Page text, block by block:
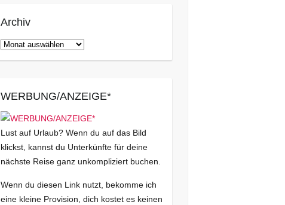
Archiv
Archiv
WERBUNG/ANZEIGE*
Lust auf Urlaub? Wenn du auf das Bild
klickst, kannst du Unterkünfte für deine
nächste Reise ganz unkompliziert buchen.
Wenn du diesen Link nutzt, bekomme ich
eine kleine Provision, dich kostet es keinen